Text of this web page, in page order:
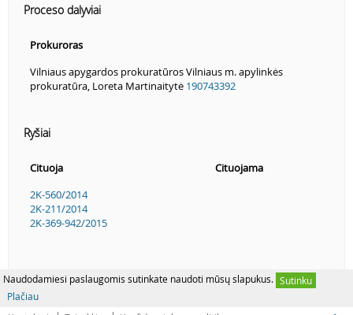
Naudodamiesi paslaugomis sutinkate naudoti mūsų slapukus. Sutinku
Plačiau
Proceso dalyviai
Prokuroras
Vilniaus apygardos prokuratūros Vilniaus m. apylinkės
prokuratūra, Loreta Martinaitytė 190743392
Ryšiai
Cituoja
Cituojama
2K-560/2014
2K-211/2014
2K-369-942/2015